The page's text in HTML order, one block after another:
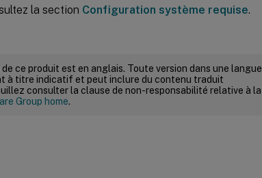
la section Configuration système requise.
ce produit est en anglais. Toute version dans une langue
à titre indicatif et peut inclure du contenu traduit
consulter la clause de non-responsabilité relative à la
Group home.